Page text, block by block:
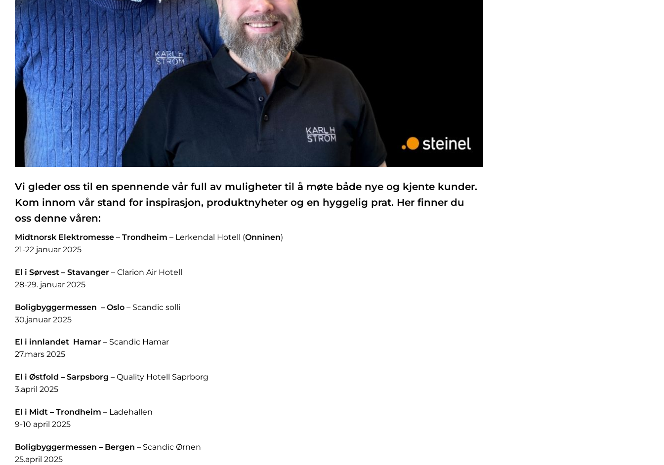
Vi gleder oss til en spennende vår full av muligheter til å møte både nye og kjente kunder.
Kom innom vår stand for inspirasjon, produktnyheter og en hyggelig prat. Her finner du
oss denne våren:
Midtnorsk Elektromesse – Trondheim – Lerkendal Hotell (Onninen)
21-22 januar 2025
El i Sørvest – Stavanger – Clarion Air Hotell
28-29. januar 2025
Boligbyggermessen – Oslo – Scandic solli
30.januar 2025
El i innlandet Hamar – Scandic Hamar
27.mars 2025
El i Østfold – Sarpsborg – Quality Hotell Saprborg
3.april 2025
El i Midt – Trondheim – Ladehallen
9-10 april 2025
Boligbyggermessen – Bergen – Scandic Ørnen
25.april 2025